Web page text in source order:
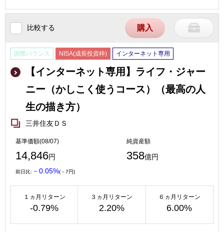
比較する 購入
国際バランス NISA(成長投資枠) インターネット専用
【インターネット専用】ライフ・ジャー
ニー（かしこく使うコース）（最高の人
生の描き方）
三井住友ＤＳ
基準価額(08/07)
14,846円
純資産額
358億円
前日比: －0.05%(－7円)
１ヵ月リターン
-0.79%
３ヵ月リターン
2.20%
６ヵ月リターン
6.00%